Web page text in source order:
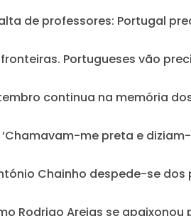
de professores: Portugal
Portugueses vão
continua na memória
‘Chamavam-me preta e
Chainho despede-se
Rodrigo Areias se apaixonou